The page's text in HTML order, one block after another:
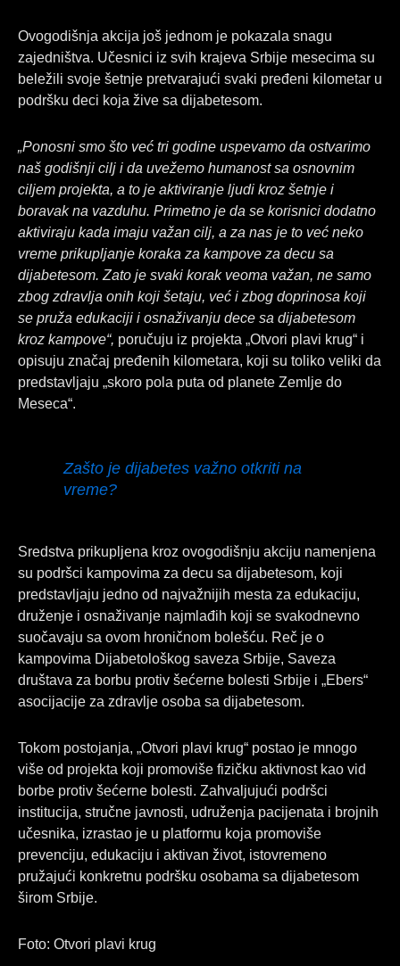
Ovogodišnja akcija još jednom je pokazala snagu
zajedništva. Učesnici iz svih krajeva Srbije mesecima su
beležili svoje šetnje pretvarajući svaki pređeni kilometar u
podršku deci koja žive sa dijabetesom.
„Ponosni smo što već tri godine uspevamo da ostvarimo
naš godišnji cilj i da uvežemo humanost sa osnovnim
ciljem projekta, a to je aktiviranje ljudi kroz šetnje i
boravak na vazduhu. Primetno je da se korisnici dodatno
aktiviraju kada imaju važan cilj, a za nas je to već neko
vreme prikupljanje koraka za kampove za decu sa
dijabetesom. Zato je svaki korak veoma važan, ne samo
zbog zdravlja onih koji šetaju, već i zbog doprinosa koji
se pruža edukaciji i osnaživanju dece sa dijabetesom
kroz kampove“, poručuju iz projekta „Otvori plavi krug“ i
opisuju značaj pređenih kilometara, koji su toliko veliki da
predstavljaju „skoro pola puta od planete Zemlje do
Meseca“.
Zašto je dijabetes važno otkriti na
vreme?
Sredstva prikupljena kroz ovogodišnju akciju namenjena
su podršci kampovima za decu sa dijabetesom, koji
predstavljaju jedno od najvažnijih mesta za edukaciju,
druženje i osnaživanje najmlađih koji se svakodnevno
suočavaju sa ovom hroničnom bolešću. Reč je o
kampovima Dijabetološkog saveza Srbije, Saveza
društava za borbu protiv šećerne bolesti Srbije i „Ebers“
asocijacije za zdravlje osoba sa dijabetesom.
Tokom postojanja, „Otvori plavi krug“ postao je mnogo
više od projekta koji promoviše fizičku aktivnost kao vid
borbe protiv šećerne bolesti. Zahvaljujući podršci
institucija, stručne javnosti, udruženja pacijenata i brojnih
učesnika, izrastao je u platformu koja promoviše
prevenciju, edukaciju i aktivan život, istovremeno
pružajući konkretnu podršku osobama sa dijabetesom
širom Srbije.
Foto: Otvori plavi krug